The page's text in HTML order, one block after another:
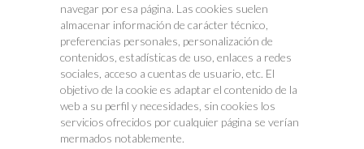
navegar por esa página. Las cookies suelen
almacenar información de carácter técnico,
preferencias personales, personalización de
contenidos, estadísticas de uso, enlaces a redes
sociales, acceso a cuentas de usuario, etc. El
objetivo de la cookie es adaptar el contenido de la
web a su perfil y necesidades, sin cookies los
servicios ofrecidos por cualquier página se verían
mermados notablemente.